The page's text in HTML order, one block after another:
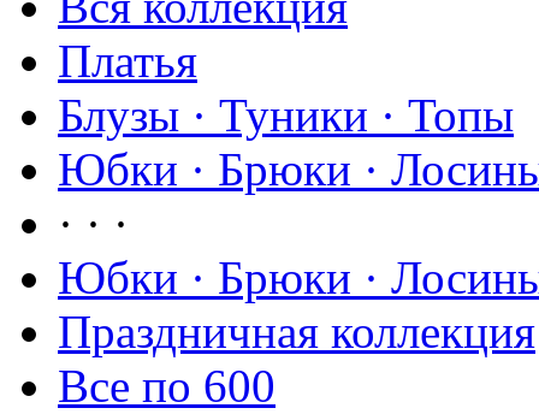
Платья
Блузы · Туники · Топы
Юбки · Брюки ·
· · ·
Юбки · Брюки ·
Праздничная коллекция
Все по 600